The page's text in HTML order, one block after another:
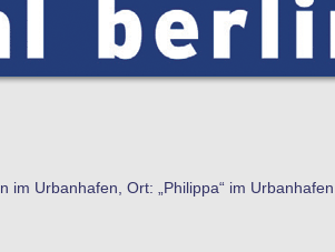
im Urbanhafen, Ort: „Philippa“ im Urbanhafen